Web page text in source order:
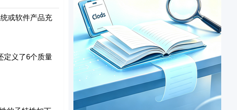
或软件产品充
义了6个质量